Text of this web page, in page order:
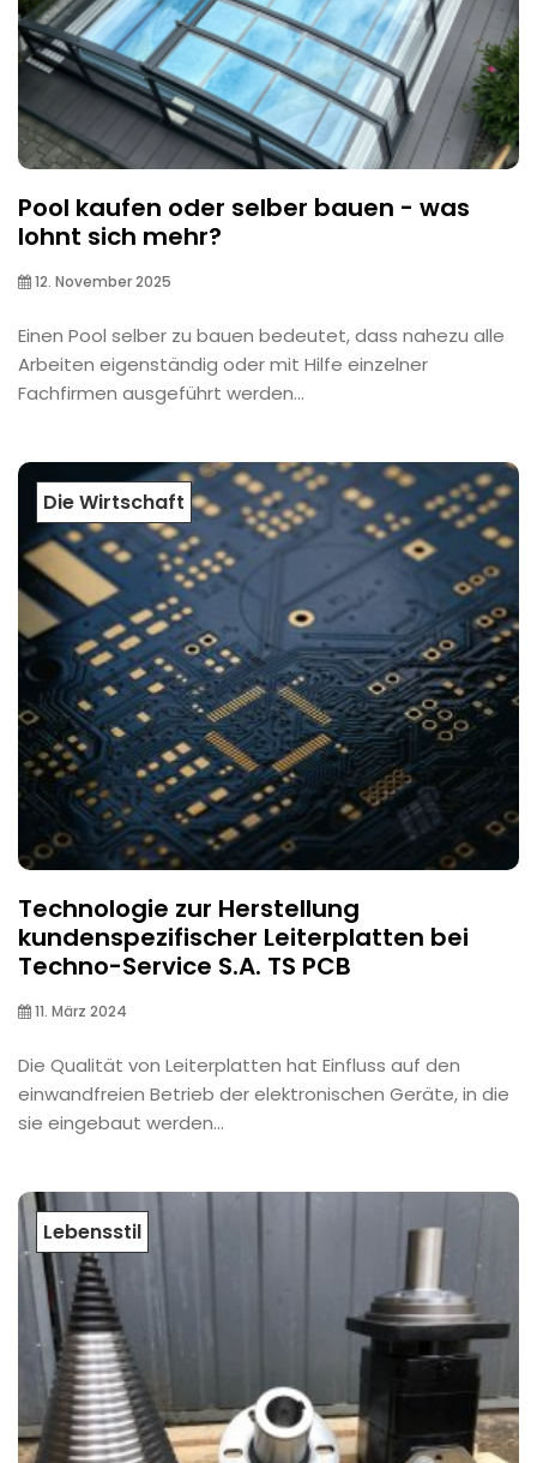
Pool kaufen oder selber bauen - was
lohnt sich mehr?
12. November 2025
Einen Pool selber zu bauen bedeutet, dass nahezu alle
Arbeiten eigenständig oder mit Hilfe einzelner
Fachfirmen ausgeführt werden...
Die Wirtschaft
Technologie zur Herstellung
kundenspezifischer Leiterplatten bei
Techno-Service S.A. TS PCB
11. März 2024
Die Qualität von Leiterplatten hat Einfluss auf den
einwandfreien Betrieb der elektronischen Geräte, in die
sie eingebaut werden...
Lebensstil